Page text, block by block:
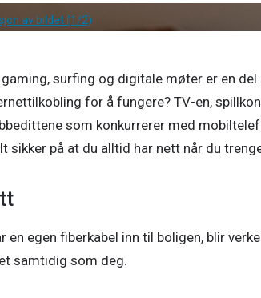
av bildet (1/2)
surfing og digitale møter er en
for å fungere? TV-en,
som konkurrerer med
sikker på at du alltid har nett når du
en egen fiberkabel inn til boligen, blir
samtidig som deg.